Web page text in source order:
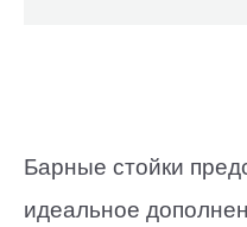
Барные стойки
идеальное